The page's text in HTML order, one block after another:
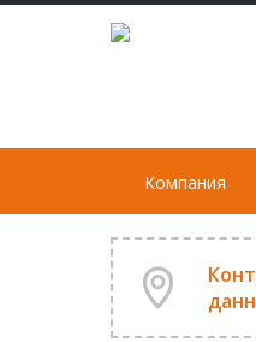
Компания